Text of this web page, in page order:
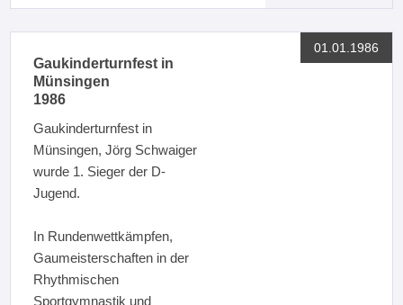
01.01.1986
Gaukinderturnfest in
Münsingen
1986
Gaukinderturnfest in
Münsingen, Jörg Schwaiger
wurde 1. Sieger der D-
Jugend.
In Rundenwettkämpfen,
Gaumeisterschaften in der
Rhythmischen
Sportgymnastik und